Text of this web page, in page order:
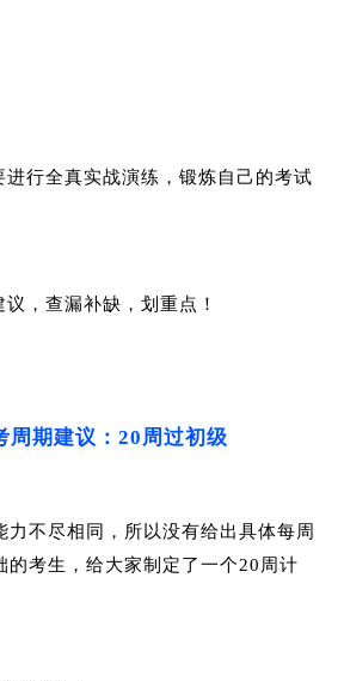
进行全真实战演练，锻炼自己的考试
，查漏补缺，划重点！
周期建议： 20周过初级
力不尽相同，所以没有给出具体每周
的考生，给大家制定了一个20周计